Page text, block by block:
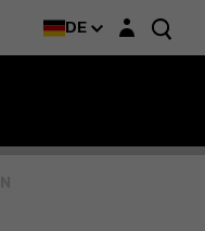
DE Login-Maske